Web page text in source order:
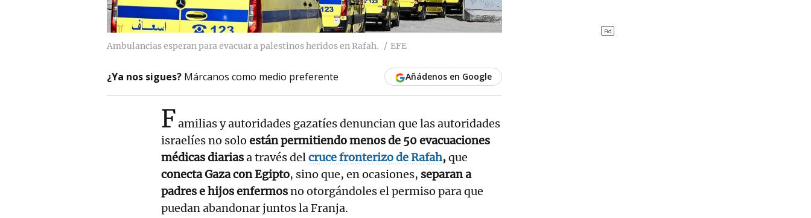
Ambulancias esperan para evacuar a palestinos heridos en Rafah. EFE
¿Ya nos sigues? Márcanos como medio preferente Añádenos en Google
Familias y autoridades gazatíes denuncian que las autoridades
israelíes no solo están permitiendo menos de 50 evacuaciones
médicas diariasa través delcruce fronterizo de Rafah,que
conecta Gaza con Egipto, sino que, en ocasiones, separan a
padres e hijos enfermosno otorgándoles el permiso para que
puedan abandonar juntos la Franja.